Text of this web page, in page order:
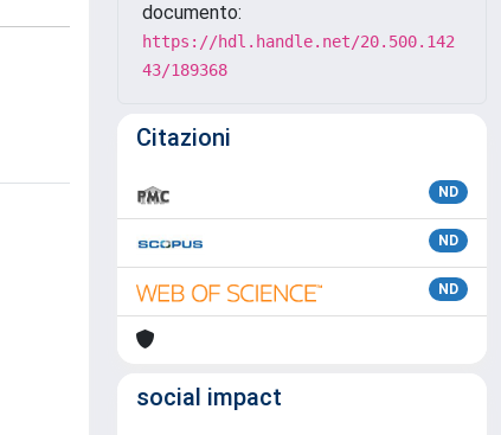
documento:
https://hdl.handle.net/20.500.142
43/189368
Citazioni
ND
ND
ND
social impact